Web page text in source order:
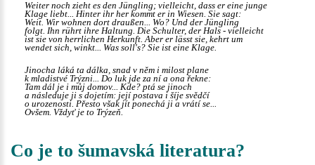
Weiter noch zieht es den Jüngling; vielleicht, dass er eine junge
Klage liebt... Hinter ihr her kommt er in Wiesen. Sie sagt:
Weit. Wir wohnen dort draußen... Wo? Und der Jüngling
folgt. Ihn rührt ihre Haltung. Die Schulter, der Hals - vielleicht
ist sie von herrlichen Herkunft. Aber er lässt sie, kehrt um
wendet sich, winkt... Was soll's? Sie ist eine Klage.
Jinocha láká ta dálka, snad v něm i milost plane
k mladistvé Trýzni... Do luk jde za ní a ona řekne:
Tam dál je i můj domov... Kde? ptá se jinoch
a následuje ji s dojetím: její postava i šíje svědčí
o urozenosti. Přesto však jít ponechá ji a vrátí se...
Ovšem. Vždyť je to Trýzeň.
Co je to šumavská literatura?